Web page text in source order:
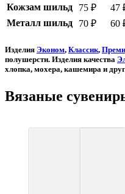
Кожзам шильд
75 ₽ 47
Металл шильд
70 ₽ 60
Изделия Эконом, Классик,
полушерсти. Изделия качества
хлопка, мохера, кашемира и
Вязаные